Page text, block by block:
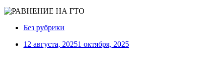
Без рубрики
12 августа, 20251 октября, 2025